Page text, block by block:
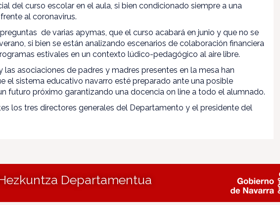
del curso escolar en el aula, si bien condicionado siempre a una
al coronavirus.
de varias apymas, que el curso acabará en junio y que no se
si bien se están analizando escenarios de colaboración financiera
estivales en un contexto lúdico-pedagógico al aire libre.
asociaciones de padres y madres presentes en la mesa han
el sistema educativo navarro esté preparado ante una posible
futuro próximo garantizando una docencia on line a todo el alumnado.
los tres directores generales del Departamento y el presidente del
Departamentua